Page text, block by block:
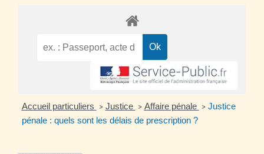
Accueil particuliers > Justice > Affaire pénale > Justice
pénale : quels sont les délais de prescription ?